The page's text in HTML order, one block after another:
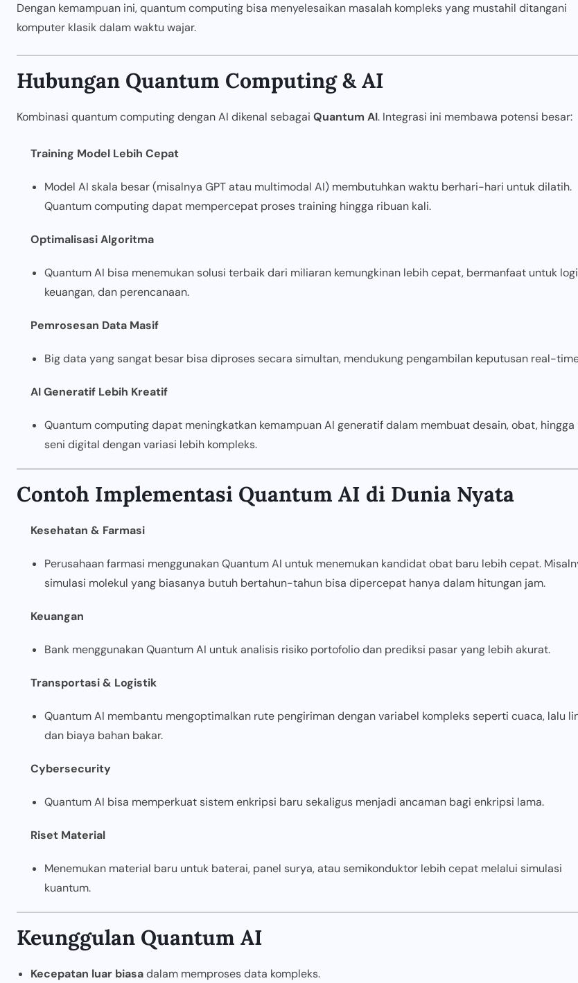
Dengan kemampuan ini, quantum computing bisa menyelesaikan masalah kompleks yang mustahil ditangani
komputer klasik dalam waktu wajar.
Hubungan Quantum Computing & AI
Kombinasi quantum computing dengan AI dikenal sebagai Quantum AI. Integrasi ini membawa potensi besar:
Training Model Lebih Cepat
Model AI skala besar (misalnya GPT atau multimodal AI) membutuhkan waktu berhari-hari untuk dilatih.
Quantum computing dapat mempercepat proses training hingga ribuan kali.
Optimalisasi Algoritma
Quantum AI bisa menemukan solusi terbaik dari miliaran kemungkinan lebih cepat, bermanfaat untuk
keuangan, dan perencanaan.
Pemrosesan Data Masif
Big data yang sangat besar bisa diproses secara simultan, mendukung pengambilan keputusan real-
AI Generatif Lebih Kreatif
Quantum computing dapat meningkatkan kemampuan AI generatif dalam membuat desain, obat, hingga
seni digital dengan variasi lebih kompleks.
Contoh Implementasi Quantum AI di Dunia Nyata
Kesehatan & Farmasi
Perusahaan farmasi menggunakan Quantum AI untuk menemukan kandidat obat baru lebih cepat.
simulasi molekul yang biasanya butuh bertahun-tahun bisa dipercepat hanya dalam hitungan jam.
Keuangan
Bank menggunakan Quantum AI untuk analisis risiko portofolio dan prediksi pasar yang lebih akurat.
Transportasi & Logistik
Quantum AI membantu mengoptimalkan rute pengiriman dengan variabel kompleks seperti cuaca, lalu
dan biaya bahan bakar.
Cybersecurity
Quantum AI bisa memperkuat sistem enkripsi baru sekaligus menjadi ancaman bagi enkripsi lama.
Riset Material
Menemukan material baru untuk baterai, panel surya, atau semikonduktor lebih cepat melalui simulasi
kuantum.
Keunggulan Quantum AI
Kecepatan luar biasadalam memproses data kompleks.